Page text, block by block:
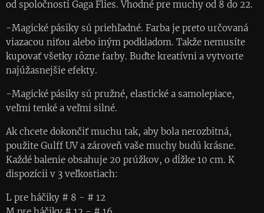
od spoločnosti Gaga Flies. Vhodné pre muchy od 8 do 22.
-Magické pásiky sú priehľadné. Farba je preto určovaná
viazacou niťou alebo iným podkladom. Takže nemusíte
kupovať všetky rôzne farby. Buďte kreatívni a vytvorte
najúžasnejšie efekty.
-Magické pásiky sú pružné, elastické a samolepiace,
veľmi tenké a veľmi silné.
Ak chcete dokončiť muchu tak, aby bola nerozbitná,
použite Gulff UV a zároveň vaše muchy budú krásne.
Každé balenie obsahuje 20 prúžkov, o dĺžke 10 cm. K
dispozícii v 3 veľkostiach:
L pre háčiky # 8 - # 12